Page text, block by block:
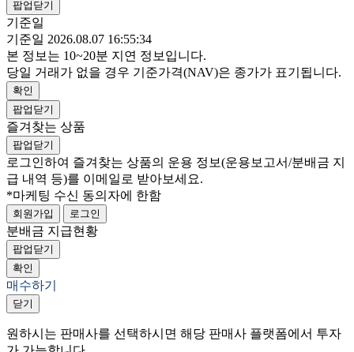
팝업닫기
기준일
기준일 2026.08.07 16:55:34
본 정보는 10~20분 지연 정보입니다.
당일 거래가 없을 경우 기준가격(NAV)은 종가가 표기됩니다.
확인
팝업닫기
즐겨찾는 상품
팝업닫기
로그인하여 즐겨찾는 상품의 운용 정보(운용보고서/분배금 지
급 내역 등)를 이메일로 받아보세요.
*마케팅 수신 동의자에 한함
회원가입 로그인
분배금 지급현황
팝업닫기
확인
매수하기
닫기
원하시는 판매사를 선택하시면 해당 판매사 플랫폼에서 투자